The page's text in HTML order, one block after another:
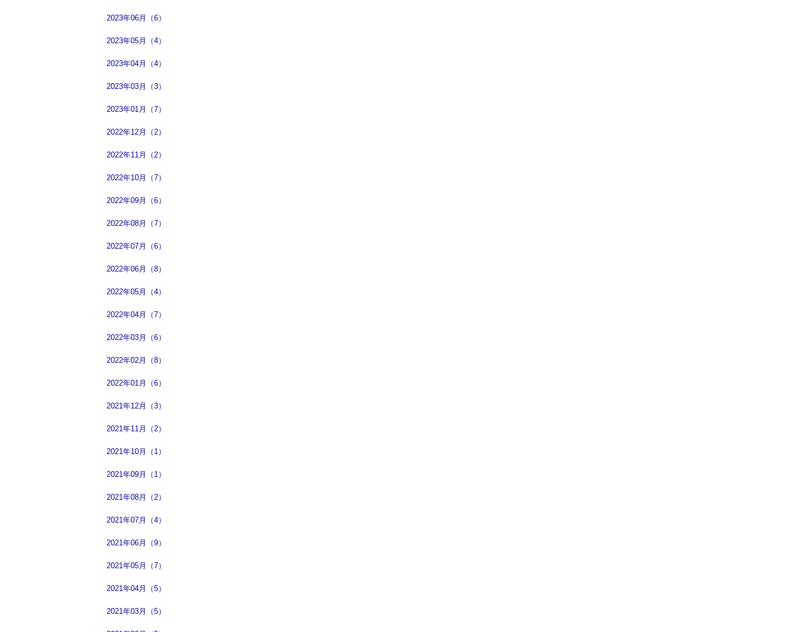
2023年06月（6）
2023年05月（4）
2023年04月（4）
2023年03月（3）
2023年01月（7）
2022年12月（2）
2022年11月（2）
2022年10月（7）
2022年09月（6）
2022年08月（7）
2022年07月（6）
2022年06月（8）
2022年05月（4）
2022年04月（7）
2022年03月（6）
2022年02月（8）
2022年01月（6）
2021年12月（3）
2021年11月（2）
2021年10月（1）
2021年09月（1）
2021年08月（2）
2021年07月（4）
2021年06月（9）
2021年05月（7）
2021年04月（5）
2021年03月（5）